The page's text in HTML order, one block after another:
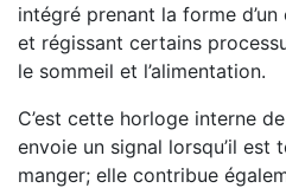
intégré prenant la forme
et régissant certains
le sommeil et l’alimentation.
C’est cette horloge interne
envoie un signal lorsqu’il est
manger; elle contribue